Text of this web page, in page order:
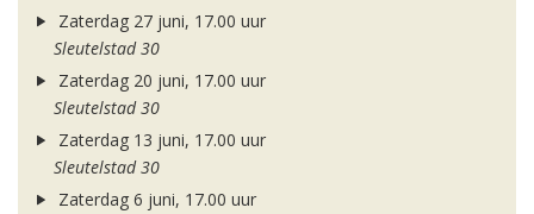
Zaterdag 27 juni, 17.00 uur
Sleutelstad 30
Zaterdag 20 juni, 17.00 uur
Sleutelstad 30
Zaterdag 13 juni, 17.00 uur
Sleutelstad 30
Zaterdag 6 juni, 17.00 uur